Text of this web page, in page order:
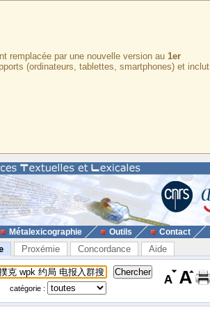
remplacée par une nouvelle version au 1er
(ordinateurs, tablettes, smartphones) et inclut
Métalexicographie Outils Contact
Proxémie Concordance Aide
catégorie :